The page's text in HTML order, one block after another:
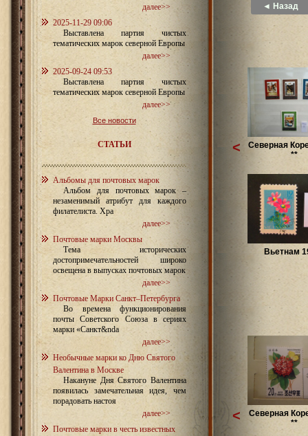
далее>>
2025-11-29 09:06
Выставлена партия чистых
тематических марок северной Европы
далее>>
2025-09-24 09:53
Выставлена партия чистых
тематических марок северной Европы
далее>>
Все новости
СТАТЬИ
Альбомы для почтовых марок
Альбом для почтовых марок –
незаменимый атрибут для каждого
филателиста. Хра
далее>>
Почтовые марки Москвы
Тема исторических
достопримечательностей широко
освещена в выпусках почтовых марок
далее>>
Почтовые Марки Санкт–Петербурга
Во времена функционирования
почты Советского Союза в сериях
марки «Санкт&nda
далее>>
Необычные марки ко Дню Святого
Валентина в Москве
Накануне Дня Святого Валентина
появилась замечательная идея, чем
порадовать настоя
далее>>
Почтовые марки в честь известных
◄ Назад
Северная
**
Вьетнам
<
Северная
**
<